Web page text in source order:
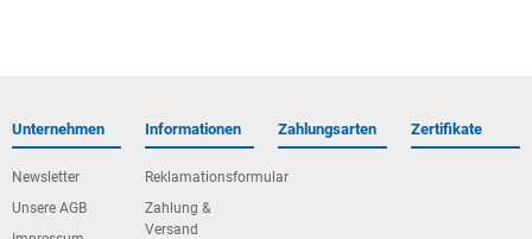
Unternehmen
Newsletter
Unsere AGB
Informationen
Reklamationsformular
Zahlung &
Versand
Zahlungsarten Zertifikate